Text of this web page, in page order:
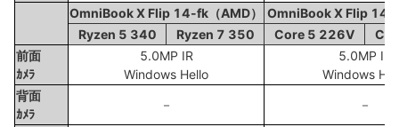
OmniBook X Flip 14-fk（AMD）
OmniBook X Flip 14-
Ryzen 5 340
Ryzen 7 350 Core 5 226V
前面
ｶﾒﾗ
5.0MP IR
Windows Hello
5.0MP IR
Windows
背面
ｶﾒﾗ
－ －